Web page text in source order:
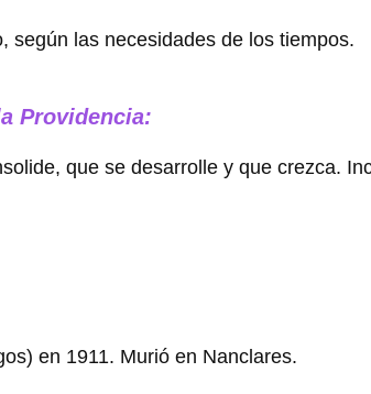
según las necesidades de los tiempos.
Providencia:
que se desarrolle y que crezca.
en 1911. Murió en Nanclares.